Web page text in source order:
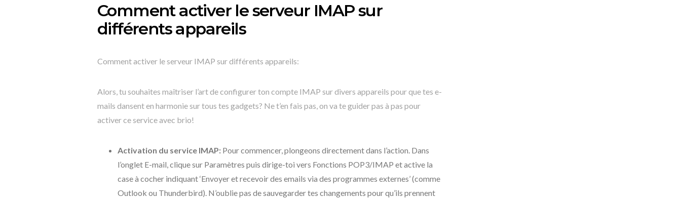
Comment activer le serveur IMAP sur
différents appareils
Comment activer le serveur IMAP sur différents appareils:
Alors, tu souhaites maîtriser l’art de configurer ton compte IMAP sur divers appareils pour que tes e-
mails dansent en harmonie sur tous tes gadgets? Ne t’en fais pas, on va te guider pas à pas pour
activer ce service avec brio!
Activation du service IMAP: Pour commencer, plongeons directement dans l’action. Dans
l’onglet E-mail, clique sur Paramètres puis dirige-toi vers Fonctions POP3/IMAP et active la
case à cocher indiquant ‘Envoyer et recevoir des emails via des programmes externes’ (comme
Outlook ou Thunderbird). N’oublie pas de sauvegarder tes changements pour qu’ils prennent